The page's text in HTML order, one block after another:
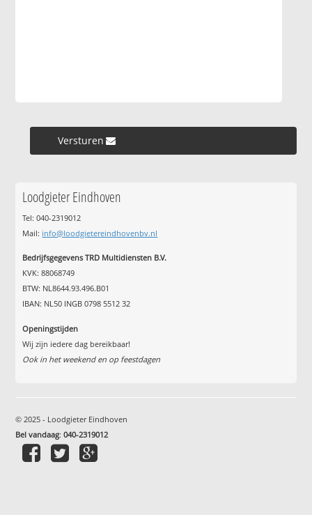
Versturen »
Loodgieter Eindhoven
Tel: 040-2319012
Mail: info@loodgietereindhovenbv.nl
Bedrijfsgegevens TRD Multidiensten B.V.
KVK: 88068749
BTW: NL8644.93.496.B01
IBAN: NL50 INGB 0798 5512 32
Openingstijden
Wij zijn iedere dag bereikbaar!
Ook in het weekend en op feestdagen
© 2025 - Loodgieter Eindhoven
Bel vandaag:040-2319012